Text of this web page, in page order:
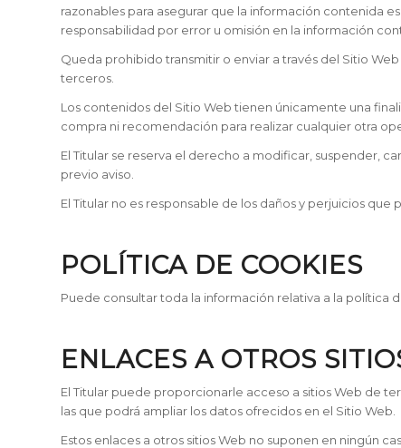
razonables para asegurar que la información contenida
responsabilidad por error u omisión en la información
Queda prohibido transmitir o enviar a través del Sitio
terceros.
Los contenidos del Sitio Web tienen únicamente una
compra ni recomendación para realizar cualquier otra
El Titular se reserva el derecho a modificar, suspender,
previo aviso.
El Titular no es responsable de los daños y perjuicios
POLÍTICA DE COOKIES
Puede consultar toda la información relativa a la política
ENLACES A OTROS
El Titular puede proporcionarle acceso a sitios Web de
las que podrá ampliar los datos ofrecidos en el Sitio Web.
Estos enlaces a otros sitios Web no suponen en ningún